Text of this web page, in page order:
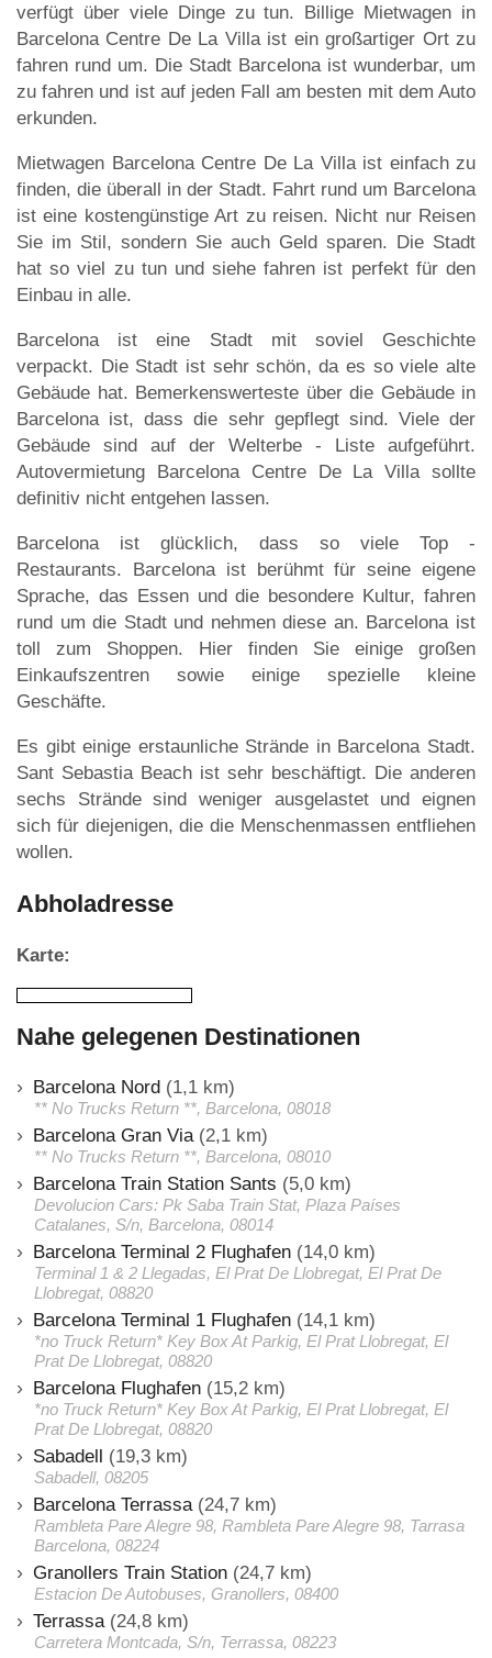
verfügt über viele Dinge zu tun. Billige Mietwagen in
Barcelona Centre De La Villa ist ein großartiger Ort zu
fahren rund um. Die Stadt Barcelona ist wunderbar, um
zu fahren und ist auf jeden Fall am besten mit dem Auto
erkunden.
Mietwagen Barcelona Centre De La Villa ist einfach zu
finden, die überall in der Stadt. Fahrt rund um Barcelona
ist eine kostengünstige Art zu reisen. Nicht nur Reisen
Sie im Stil, sondern Sie auch Geld sparen. Die Stadt
hat so viel zu tun und siehe fahren ist perfekt für den
Einbau in alle.
Barcelona ist eine Stadt mit soviel Geschichte
verpackt. Die Stadt ist sehr schön, da es so viele alte
Gebäude hat. Bemerkenswerteste über die Gebäude in
Barcelona ist, dass die sehr gepflegt sind. Viele der
Gebäude sind auf der Welterbe - Liste aufgeführt.
Autovermietung Barcelona Centre De La Villa sollte
definitiv nicht entgehen lassen.
Barcelona ist glücklich, dass so viele Top -
Restaurants. Barcelona ist berühmt für seine eigene
Sprache, das Essen und die besondere Kultur, fahren
rund um die Stadt und nehmen diese an. Barcelona ist
toll zum Shoppen. Hier finden Sie einige großen
Einkaufszentren sowie einige spezielle kleine
Geschäfte.
Es gibt einige erstaunliche Strände in Barcelona Stadt.
Sant Sebastia Beach ist sehr beschäftigt. Die anderen
sechs Strände sind weniger ausgelastet und eignen
sich für diejenigen, die die Menschenmassen entfliehen
wollen.
Abholadresse
Karte:
Nahe gelegenen Destinationen
Barcelona Nord (1,1 km)
** No Trucks Return **, Barcelona, 08018
Barcelona Gran Via (2,1 km)
** No Trucks Return **, Barcelona, 08010
Barcelona Train Station Sants (5,0 km)
Devolucion Cars: Pk Saba Train Stat, Plaza Países
Catalanes, S/n, Barcelona, 08014
Barcelona Terminal 2 Flughafen (14,0 km)
Terminal 1 & 2 Llegadas, El Prat De Llobregat, El Prat De
Llobregat, 08820
Barcelona Terminal 1 Flughafen (14,1 km)
*no Truck Return* Key Box At Parkig, El Prat Llobregat, El
Prat De Llobregat, 08820
Barcelona Flughafen (15,2 km)
*no Truck Return* Key Box At Parkig, El Prat Llobregat, El
Prat De Llobregat, 08820
Sabadell (19,3 km)
Sabadell, 08205
Barcelona Terrassa (24,7 km)
Rambleta Pare Alegre 98, Rambleta Pare Alegre 98, Tarrasa
Barcelona, 08224
Granollers Train Station (24,7 km)
Estacion De Autobuses, Granollers, 08400
Terrassa (24,8 km)
Carretera Montcada, S/n, Terrassa, 08223